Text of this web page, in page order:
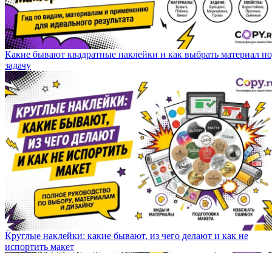
Какие бывают квадратные наклейки и как выбрать материал
задачу
Круглые наклейки: какие бывают, из чего делают и как не
испортить макет